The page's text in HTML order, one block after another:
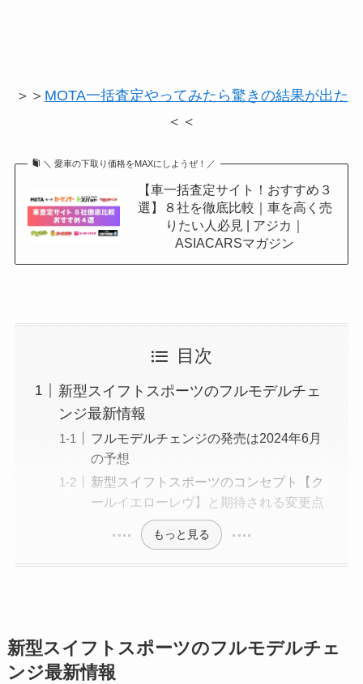
＞＞ MOTA一括査定やってみたら驚きの結果が出た
＜＜
＼ 愛車の下取り価格をMAXにしようぜ！／
【車一括査定サイト！おすすめ３
選】８社を徹底比較｜車を高く売
りたい人必見 | アジカ｜
ASIACARSマガジン
目次
新型スイフトスポーツのフルモデルチェ
ンジ最新情報
フルモデルチェンジの発売は2024年6月
の予想
新型スイフトスポーツのコンセプト【ク
ールイエローレヴ】と期待される変更点
もっと見る
新型スイフトスポーツのフルモデルチェ
ンジ最新情報